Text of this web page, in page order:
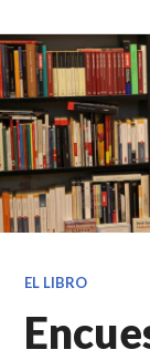
al
contenido.
EL LIBRO